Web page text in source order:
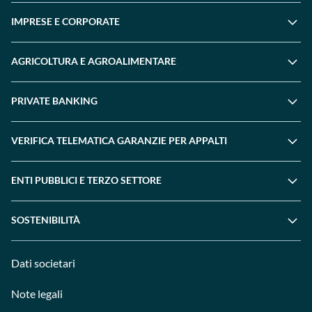
IMPRESE E CORPORATE
AGRICOLTURA E AGROALIMENTARE
PRIVATE BANKING
VERIFICA TELEMATICA GARANZIE PER APPALTI
ENTI PUBBLICI E TERZO SETTORE
SOSTENIBILITÀ
Dati societari
Note legali